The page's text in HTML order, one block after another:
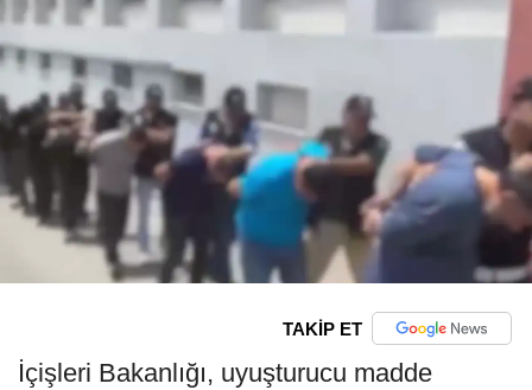
TAKİP ET
İçişleri Bakanlığı, uyuşturucu madde